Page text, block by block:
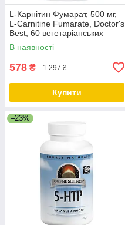
L-Карнітин Фумарат, 500 мг,
L-Carnitine Fumarate, Doctor's
Best, 60 вегетаріанських
капсул
В наявності
578 ₴ 1 297 ₴
Купити
–23%